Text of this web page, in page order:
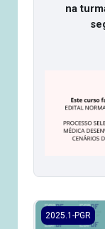
na
2025.1/PGR
2025.1-PGR